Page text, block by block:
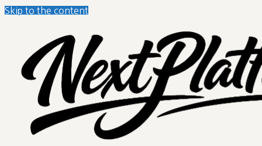
Skip to the content